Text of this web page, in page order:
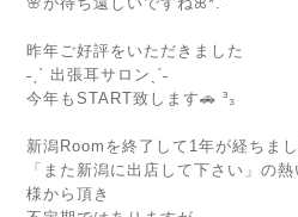
昨年ご好評をいただきました
˗ˏˋ 出張耳サロンˎˊ˗
今年もSTART致します🚗 ³₃
新潟Roomを終了して1年が経ちま
「また新潟に出店して下さい」の
様から頂き